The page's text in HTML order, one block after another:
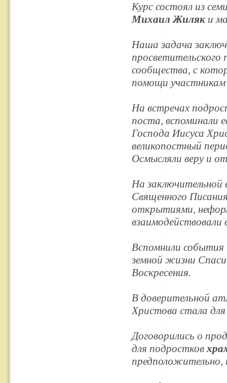
Курс состоял из
Михаил Жиляк и
Наша задача
сообщества, с
помощи
На встречах
поста, вспоминали
Господа Иисуса
великопостный
Осмысляли веру и
На заключительной
Священного
открытиями,
Вспомнили события
земной жизни
Воскресения.
В доверительной
Христова стала
Договорились о
для подростков
предположительно,